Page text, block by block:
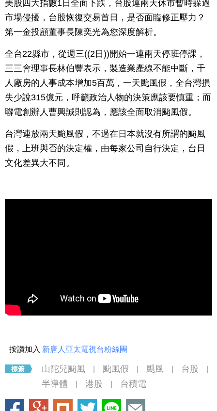
美股四大指數1日全面下跌，台股連兩天休市暫時躲過
市場侵擾，台股恢復交易首日，是否面臨修正壓力？
第一金投顧董事長陳奕光為您深度解析。
全台22縣市，從週三((2日))開始一連兩天停班停課，
三三會理事長林伯豐表示，製造業產線不能中斷，千
人廠房的人事成本增加5百萬，一天颱風假，全台灣損
失少說315億元，呼籲政治人物的決策應該要慎重；而
聯電創辦人曹興誠則認為，應該全面取消颱風假。
台灣連放兩天颱風假，不過在日本就沒有所謂的颱風
假，上班與否的決定權，由每家公司自行決定，台日
文化差異大不同。
按讚加入 新唐人亞太電視台粉絲團
山陀兒颱風 颱風假 颶風 台股
半導體 港股 台積電